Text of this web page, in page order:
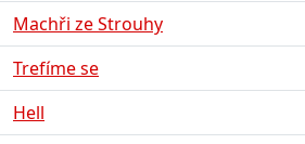
Machři ze Strouhy
Trefíme se
Hell